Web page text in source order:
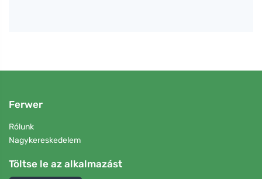
Ferwer
Rólunk
Nagykereskedelem
Töltse le az alkalmazást